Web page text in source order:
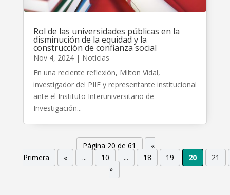
Rol de las universidades públicas en la
disminución de la equidad y la
construcción de confianza social
Nov 4, 2024| Noticias
En una reciente reflexión, Milton Vidal,
investigador del PIIE y representante institucional
ante el Instituto Interuniversitario de
Investigación...
Página 20 de 61
«
Primera
« ... 10 ... 18 19 20
21
»